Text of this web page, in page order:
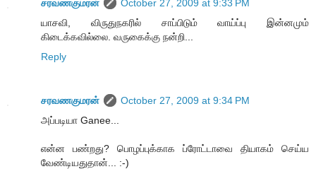
சரவணகுமரன்
October 27, 2009 at 9:33 PM
யாசவி, விருதுநகரில் சாப்பிடும் வாய்ப்பு இன்னமும்
கிடைக்கவில்லை. வருகைக்கு நன்றி...
Reply
சரவணகுமரன்
October 27, 2009 at 9:34 PM
அப்படியா Ganee...
என்ன பண்றது? பொழப்புக்காக ப்ரோட்டாவை தியாகம் செய்ய
வேண்டியதுதான்... :-)